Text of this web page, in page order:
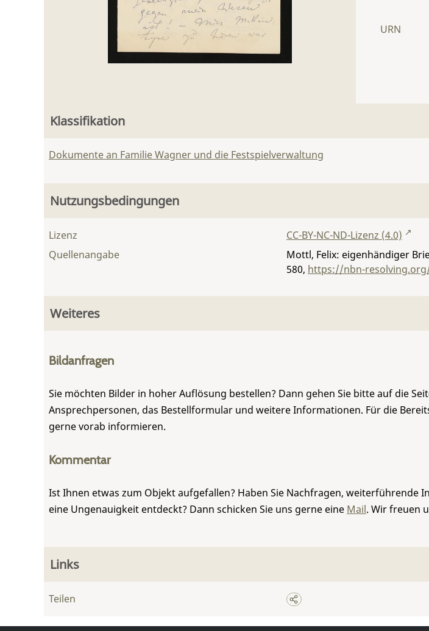
URN
Klassifikation
Dokumente an Familie Wagner und die Festspielverwaltung
Nutzungsbedingungen
Lizenz
CC-BY-NC-ND-Lizenz (4.0)
Quellenangabe
Mottl, Felix: eigenhändiger
580, https://nbn-
Weiteres
Bildanfragen
Sie möchten Bilder in hoher Auflösung bestellen? Dann gehen Sie bitte auf die
Ansprechpersonen, das Bestellformular und weitere Informationen. Für die
gerne vorab informieren.
Kommentar
Ist Ihnen etwas zum Objekt aufgefallen? Haben Sie Nachfragen,
eine Ungenauigkeit entdeckt? Dann schicken Sie uns gerne eine Mail. Wir freuen
Links
Teilen